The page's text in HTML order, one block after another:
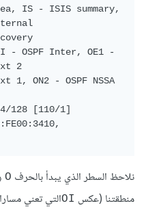
2
128 [110/1]
نلاحظ السطر الذي يبدأ بالحرف O
منطقتنا (عكس OIالتي تعني